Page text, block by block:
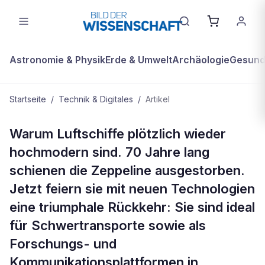
Astronomie & PhysikErde & UmweltArchäologie
Startseite / Technik & Digitales / Artikel
Die Rückkehr der sanften Riesen
Warum Luftschiffe plötzlich wieder
hochmodern sind. 70 Jahre lang
schienen die Zeppeline ausgestorben.
Jetzt feiern sie mit neuen Technologien
eine triumphale Rückkehr: Sie sind ideal
für Schwertransporte sowie als
Forschungs- und